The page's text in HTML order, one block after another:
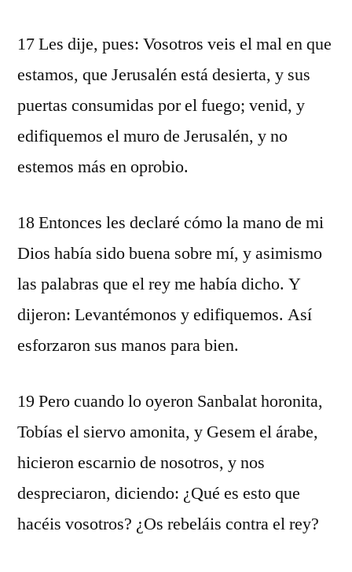
17 Les dije, pues: Vosotros veis el mal en que
estamos, que Jerusalén está desierta, y sus
puertas consumidas por el fuego; venid, y
edifiquemos el muro de Jerusalén, y no
estemos más en oprobio.
18 Entonces les declaré cómo la mano de mi
Dios había sido buena sobre mí, y asimismo
las palabras que el rey me había dicho. Y
dijeron: Levantémonos y edifiquemos. Así
esforzaron sus manos para bien.
19 Pero cuando lo oyeron Sanbalat horonita,
Tobías el siervo amonita, y Gesem el árabe,
hicieron escarnio de nosotros, y nos
despreciaron, diciendo: ¿Qué es esto que
hacéis vosotros? ¿Os rebeláis contra el rey?